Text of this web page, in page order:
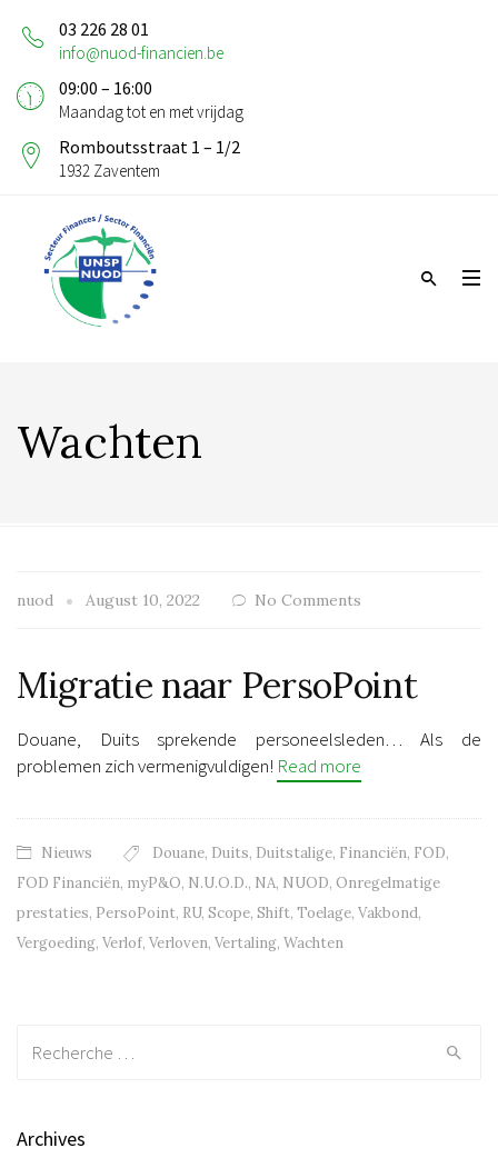
03 226 28 01
info@nuod-financien.be
09:00 – 16:00
Maandag tot en met vrijdag
Romboutsstraat 1 – 1/2
1932 Zaventem
Wachten
nuod August 10, 2022 No Comments
Migratie naar PersoPoint
Douane, Duits sprekende personeelsleden… Als de
problemen zich vermenigvuldigen! Read more
Nieuws Douane, Duits, Duitstalige, Financiën, FOD,
FOD Financiën, myP&O, N.U.O.D., NA, NUOD, Onregelmatige
prestaties, PersoPoint, RU, Scope, Shift, Toelage, Vakbond,
Vergoeding, Verlof, Verloven, Vertaling, Wachten
Archives